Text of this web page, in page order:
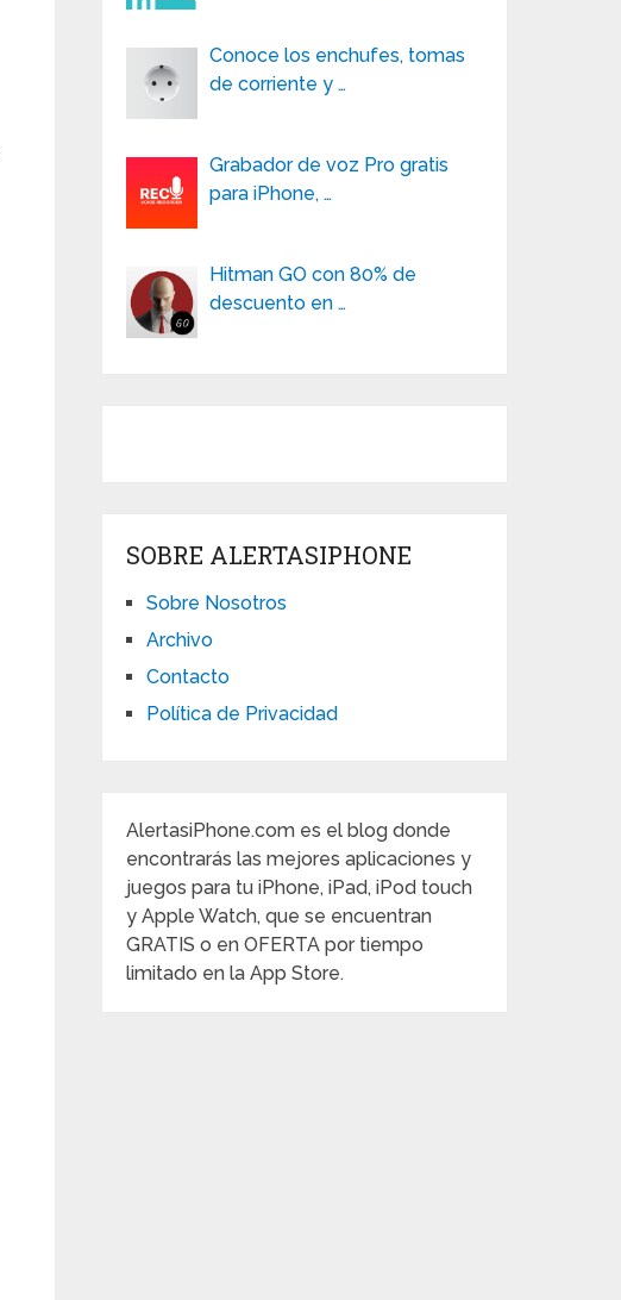
Conoce los enchufes, tomas
de corriente y …
Grabador de voz Pro gratis
para iPhone, …
Hitman GO con 80% de
descuento en …
SOBRE ALERTASIPHONE
Sobre Nosotros
Archivo
Contacto
Política de Privacidad
AlertasiPhone.com es el blog donde
encontrarás las mejores aplicaciones y
juegos para tu iPhone, iPad, iPod touch
y Apple Watch, que se encuentran
GRATIS o en OFERTA por tiempo
limitado en la App Store.